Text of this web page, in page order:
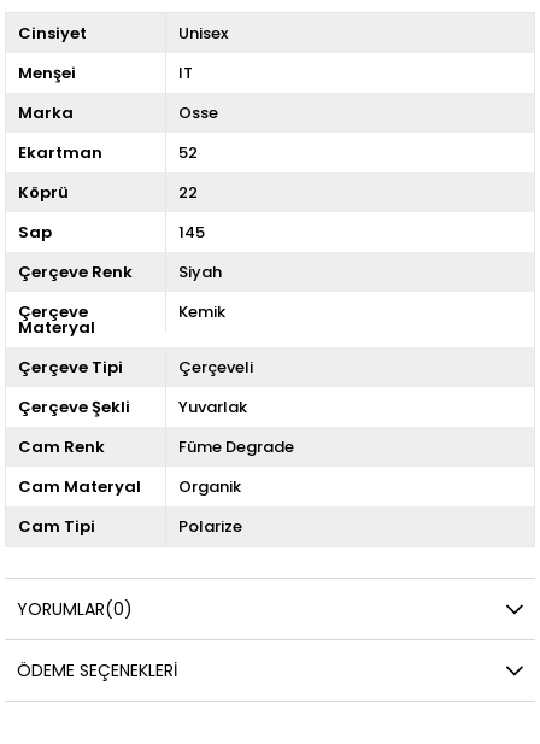
Cinsiyet
Unisex
Menşei
IT
Marka
Osse
Ekartman
52
Köprü
22
Sap
145
Çerçeve Renk
Siyah
Çerçeve
Materyal
Kemik
Çerçeve Tipi
Çerçeveli
Çerçeve Şekli
Yuvarlak
Cam Renk
Füme Degrade
Cam Materyal
Organik
Cam Tipi
Polarize
YORUMLAR(0)
ÖDEME SEÇENEKLERI